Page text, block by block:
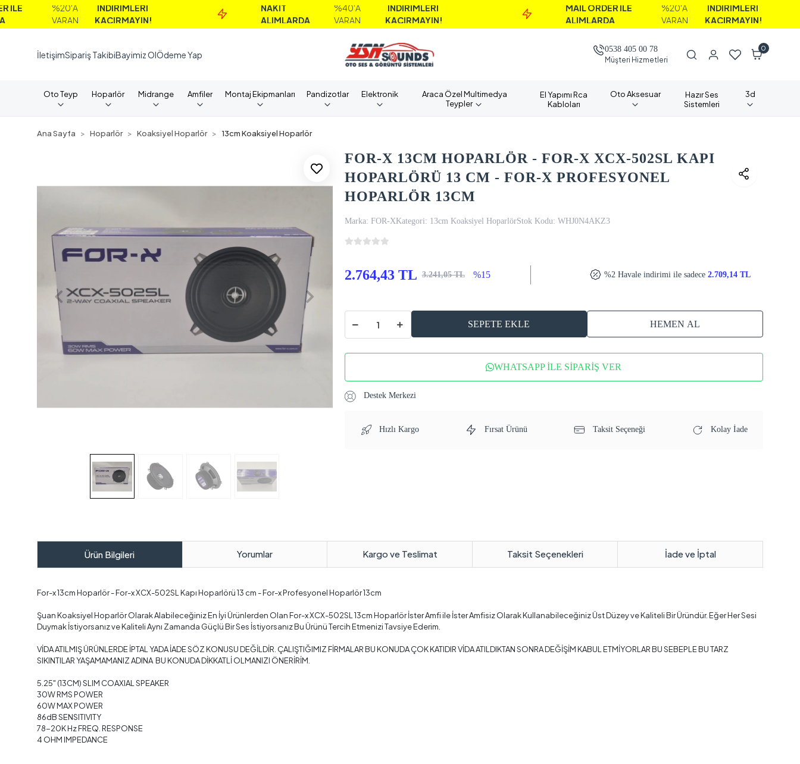
%20'A
İNDİRİMLERİ
KAÇIRMAYIN!
NAKİT
ALIMLARDA
VARAN
İNDİRİMLERİ
KAÇIRMAYIN!
MAİL ORDER İLE
ALIMLARDA
%20'A
İNDİRİMLERİ
KAÇIRMAYIN!
İletişimSipariş TakibiBayimiz OlÖdeme Yap
0538 405 00 78
Müşteri Hizmetleri
0
Oto Teyp Hoparlör Midrange Amfiler Montaj Ekipmanları Pandizotlar Elektronik
Araca Özel Multimedya
Teypler
El Yapımı Rca
Kabloları
Oto Aksesuar
Hazır Ses
Sistemleri
3d
Ana Sayfa Hoparlör Koaksiyel Hoparlör 13cm Koaksiyel Hoparlör
FOR-X 13CM HOPARLÖR - FOR-X XCX-502SL KAPI
HOPARLÖRÜ 13 CM - FOR-X PROFESYONEL
HOPARLÖR 13CM
Marka: FOR-XKategori: 13cm Koaksiyel HoparlörStok Kodu: WHJ0N4AKZ3
2.764,43 TL 3.241,05 TL %15 %2 Havale indirimi ile sadece 2.709,14 TL
SEPETE EKLE HEMEN AL
WHATSAPP İLE SİPARİŞ VER
Destek Merkezi
Hızlı Kargo Fırsat Ürünü Taksit Seçeneği Kolay İade
Ürün Bilgileri Yorumlar Kargo ve Teslimat Taksit Seçenekleri İade ve İptal
For-x 13cm Hoparlör - For-x XCX-502SL Kapı Hoparlörü 13 cm - For-x Profesyonel Hoparlör 13cm
Şuan Koaksiyel Hoparlör Olarak Alabileceğiniz En İyi Ürünlerden Olan For-x XCX-502SL 13cm Hoparlör İster Amfi ile İster Amfisiz Olarak Kullanabileceğiniz Üst Düzey ve Kaliteli Bir Üründür. Eğer Her Sesi
Duymak İstiyorsanız ve Kaliteli Aynı Zamanda Güçlü Bir Ses İstiyorsanız Bu Ürünü Tercih Etmenizi Tavsiye Ederim.
VİDA ATILMIŞ ÜRÜNLERDE İPTAL YADA İADE SÖZ KONUSU DEĞİLDİR. ÇALIŞTIĞIMIZ FİRMALAR BU KONUDA ÇOK KATIDIR VİDA ATILDIKTAN SONRA DEĞİŞİM KABUL ETMİYORLAR BU SEBEPLE BU TARZ
SIKINTILAR YAŞAMAMANIZ ADINA BU KONUDA DİKKATLİ OLMANIZI ÖNERİRİM.
5.25" (13CM) SLIM COAXIAL SPEAKER
30W RMS POWER
60W MAX POWER
86dB SENSITIVITY
78-20K Hz FREQ. RESPONSE
4 OHM IMPEDANCE